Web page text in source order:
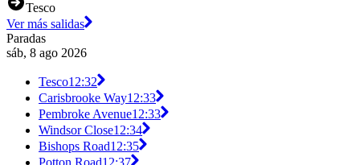
Tesco
Ver más salidas
Paradas
sáb, 8 ago 2026
Tesco12:32
Carisbrooke Way12:33
Pembroke Avenue12:33
Windsor Close12:34
Bishops Road12:35